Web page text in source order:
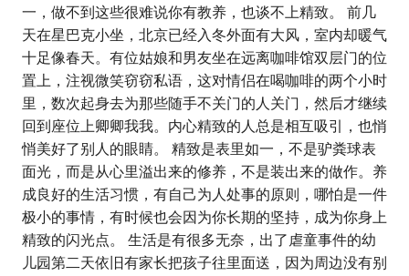
一，做不到这些很难说你有教养，也谈不上精致。 前几
天在星巴克小坐，北京已经入冬外面有大风，室内却暖气
十足像春天。有位姑娘和男友坐在远离咖啡馆双层门的位
置上，注视微笑窃窃私语，这对情侣在喝咖啡的两个小时
里，数次起身去为那些随手不关门的人关门，然后才继续
回到座位上卿卿我我。内心精致的人总是相互吸引，也悄
悄美好了别人的眼睛。 精致是表里如一，不是驴粪球表
面光，而是从心里溢出来的修养，不是装出来的做作。养
成良好的生活习惯，有自己为人处事的原则，哪怕是一件
极小的事情，有时候也会因为你长期的坚持，成为你身上
精致的闪光点。 生活是有很多无奈，出了虐童事件的幼
儿园第二天依旧有家长把孩子往里面送，因为周边没有别